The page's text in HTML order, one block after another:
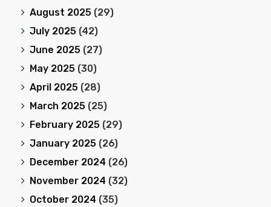
August 2025 (29)
July 2025 (42)
June 2025 (27)
May 2025 (30)
April 2025 (28)
March 2025 (25)
February 2025 (29)
January 2025 (26)
December 2024 (26)
November 2024 (32)
October 2024 (35)